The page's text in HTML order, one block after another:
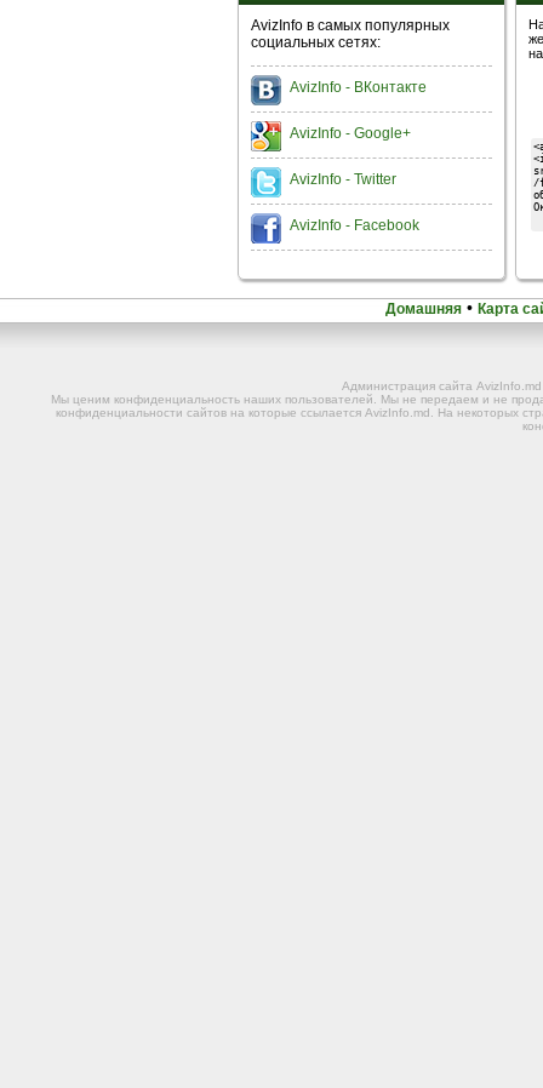
AvizInfo в самых популярных
социальных сетях:
AvizInfo - ВКонтакте
AvizInfo - Google+
AvizInfo - Twitter
AvizInfo - Facebook
Домашняя • Карта
Администрация сайта
Мы ценим конфиденциальность наших пользователей. Мы не передаем и не
конфиденциальности сайтов на которые ссылается AvizInfo.md. На некоторых